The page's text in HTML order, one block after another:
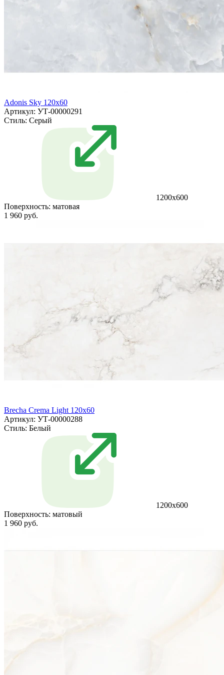
Adonis Sky 120x60
Артикул: УТ-00000291
Стиль: Серый
1200х600
Поверхность: матовая
1 960 руб.
Brecha Crema Light 120x60
Артикул: УТ-00000288
Стиль: Белый
1200х600
Поверхность: матовый
1 960 руб.